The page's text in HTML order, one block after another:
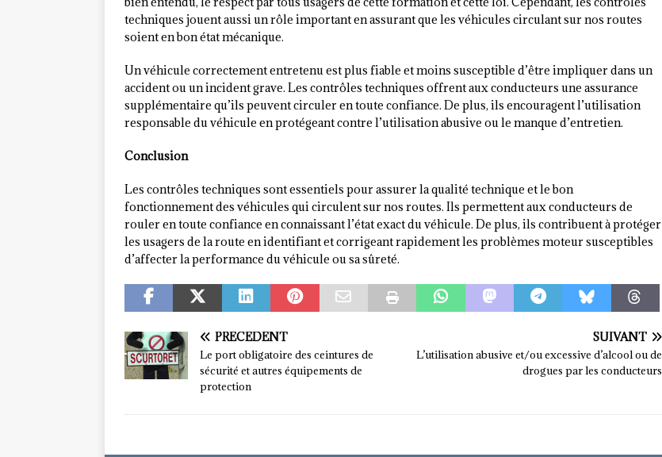
techniques jouent aussi un rôle important en assurant que les véhicules circulant sur nos routes
soient en bon état mécanique.
Un véhicule correctement entretenu est plus fiable et moins susceptible d’être impliquer dans un
accident ou un incident grave. Les contrôles techniques offrent aux conducteurs une assurance
supplémentaire qu’ils peuvent circuler en toute confiance. De plus, ils encouragent l’utilisation
responsable du véhicule en protégeant contre l’utilisation abusive ou le manque d’entretien.
Conclusion
Les contrôles techniques sont essentiels pour assurer la qualité technique et le bon
fonctionnement des véhicules qui circulent sur nos routes. Ils permettent aux conducteurs de
rouler en toute confiance en connaissant l’état exact du véhicule. De plus, ils contribuent à protéger
les usagers de la route en identifiant et corrigeant rapidement les problèmes moteur susceptibles
d’affecter la performance du véhicule ou sa sûreté.
PRÉCÉDENT
Le port obligatoire des ceintures de
sécurité et autres équipements de
protection
SUIVANT
L’utilisation abusive et/ou excessive d’alcool ou de
drogues par les conducteurs